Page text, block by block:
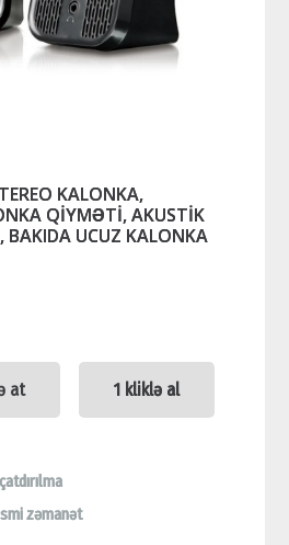
KALONKA,
QİYMƏTİ, AKUSTİK
BAKIDA UCUZ KALONKA
at 1 kliklə al
zəmanət